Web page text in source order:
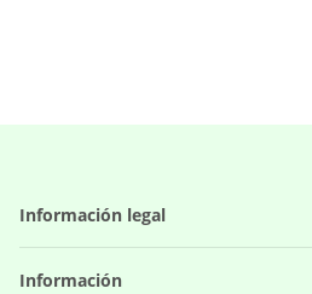
Información legal
Información